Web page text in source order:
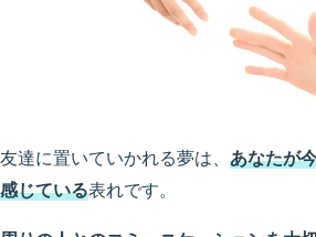
友達に置いていかれる夢は、 あなたが
感じている表れです。